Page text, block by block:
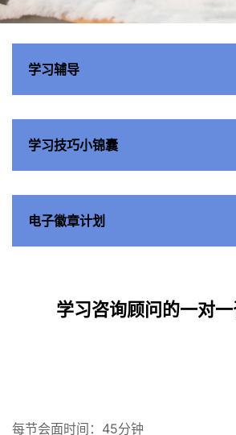
学习共
享空间
学习辅导
学习技巧小锦囊
电子徽章计划
学习咨询顾问的一对
每节会面时间：45分钟